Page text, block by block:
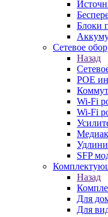
Блоки
Сетевое
Назад
POE
Wi-Fi
Wi-Fi
SFP
Назад
Для
Для